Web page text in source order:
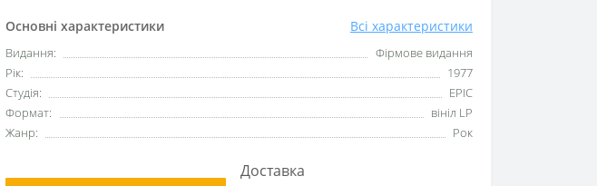
Основні характеристики Всі характеристики
Видання:
Фірмове видання
Рік:
1977
Студія:
EPIC
Формат:
вініл LP
Жанр:
Рок
Доставка